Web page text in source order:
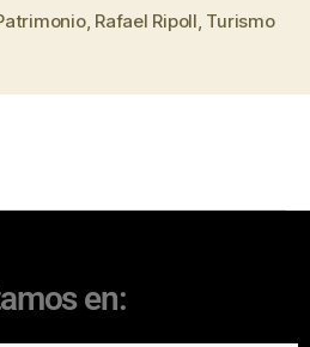
, Rafael Ripoll Turismo
en: